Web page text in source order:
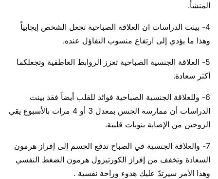
المنشأ.
4- بينت الدراسات ان العلاقة الصباحية تجعل الشخص إيجابياً
وهذا ما يؤدي إلى ارتفاع منسوب التفاؤل عنده.
5- العلاقة الجنسية الصباحية تعزز الروابط العاطفية وتجعلكما
أكثر سعادة.
6- وللعلاقة الجنسية الصباحية فوائد للقلب أيضاً فقد بينت
الدراسات أن ممارسة الجنس بمعدل 3 أو 4 مرات بالأسبوع يقي
الزوجين من الإصابة بنوبات قلبية.
7- والعلاقة الجنسية في الصباح تدفع الجسم إلى إفراز هرمون
السعادة وتخفف من إفراز الكورتيزول هرمون الضغط النفسي
وهذا الأمر سيرتدّ عليك هدوء وراحة نفسية .